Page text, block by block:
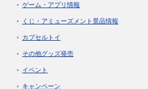
ゲーム・アプリ情報
くじ・アミューズメント景品情報
カプセルトイ
その他グッズ発売
イベント
キャンペーン